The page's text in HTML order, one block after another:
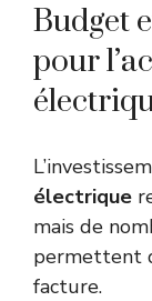
Budget
pour
électrique
mais de
permettent
facture.